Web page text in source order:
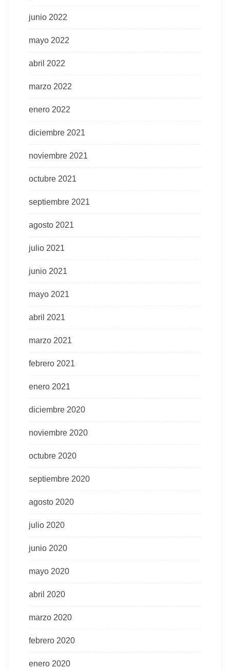
junio 2022
mayo 2022
abril 2022
marzo 2022
enero 2022
diciembre 2021
noviembre 2021
octubre 2021
septiembre 2021
agosto 2021
julio 2021
junio 2021
mayo 2021
abril 2021
marzo 2021
febrero 2021
enero 2021
diciembre 2020
noviembre 2020
octubre 2020
septiembre 2020
agosto 2020
julio 2020
junio 2020
mayo 2020
abril 2020
marzo 2020
febrero 2020
enero 2020